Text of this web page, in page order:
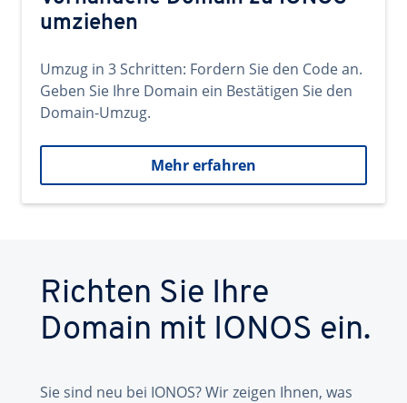
umziehen
Umzug in 3 Schritten: Fordern Sie den Code an.
Geben Sie Ihre Domain ein Bestätigen Sie den
Domain-Umzug.
Mehr erfahren
Richten Sie Ihre
Domain mit IONOS ein.
Sie sind neu bei IONOS? Wir zeigen Ihnen, was